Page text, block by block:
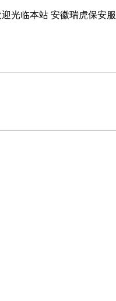
迎光临本站 安徽瑞虎保安